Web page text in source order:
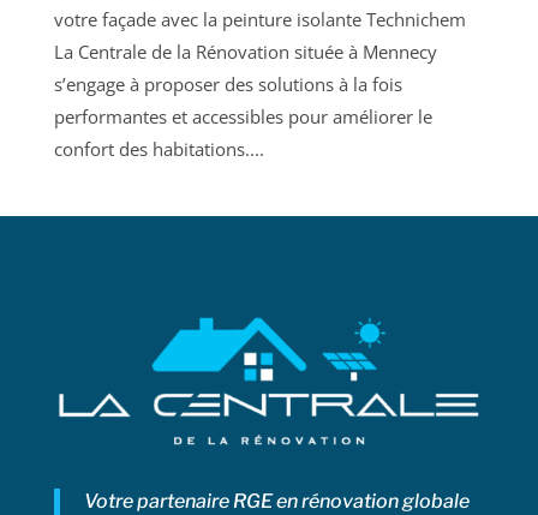
votre façade avec la peinture isolante Technichem
La Centrale de la Rénovation située à Mennecy
s’engage à proposer des solutions à la fois
performantes et accessibles pour améliorer le
confort des habitations....
Votre partenaire RGE en rénovation globale